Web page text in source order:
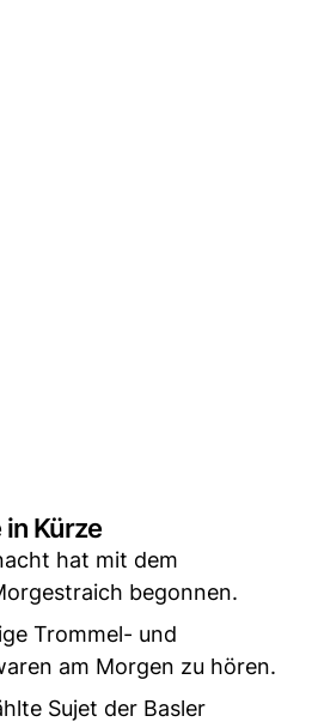
Kürze
hat mit dem
begonnen.
Trommel- und
am Morgen zu hören.
Sujet der Basler